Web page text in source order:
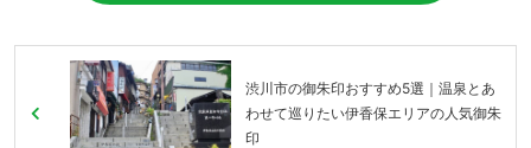
渋川市の御朱印おすすめ5選｜温泉とあ
わせて巡りたい伊香保エリアの人気御朱
印